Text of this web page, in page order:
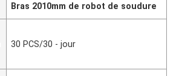
Bras 2010mm de robot de soudure
30 PCS/30 - jour